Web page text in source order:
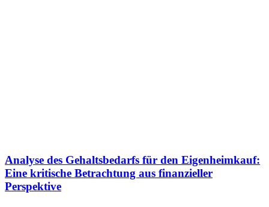
Analyse des Gehaltsbedarfs für den Eigenheimkauf:
Eine kritische Betrachtung aus finanzieller
Perspektive